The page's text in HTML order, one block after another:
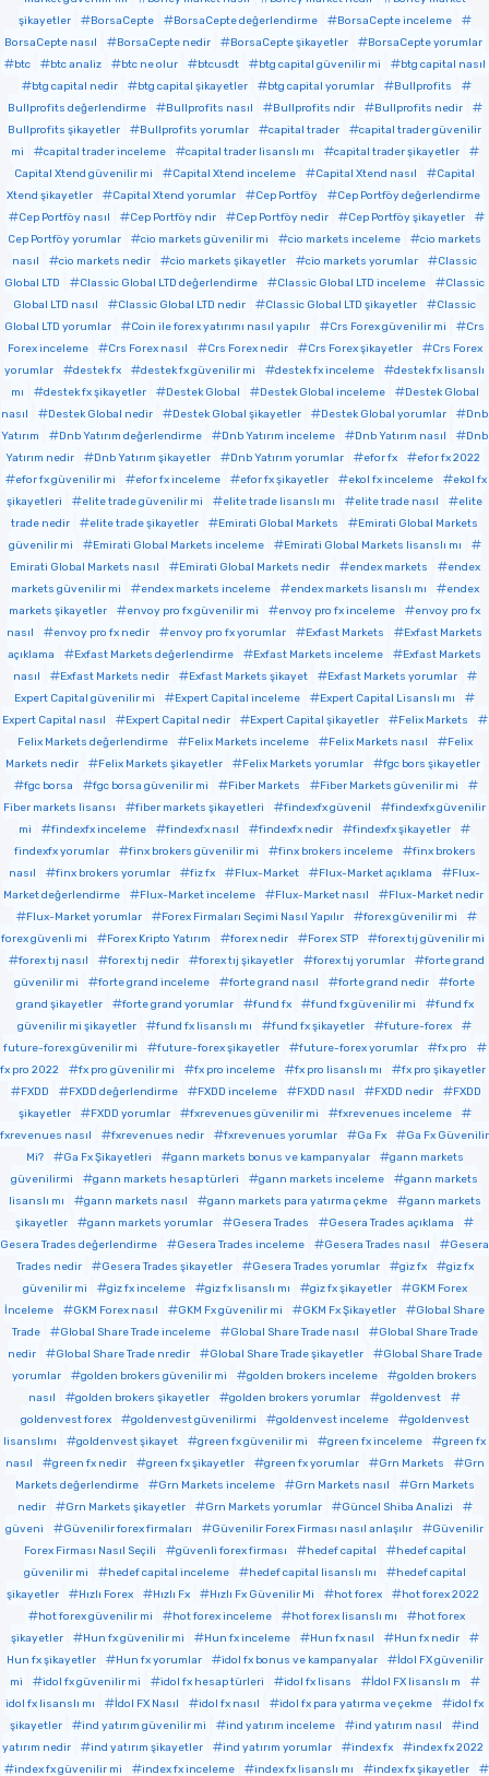
şikayetler
BorsaCepte BorsaCepte değerlendirme
BorsaCepte inceleme
BorsaCepte nasıl
BorsaCepte nedir BorsaCepte şikayetler
BorsaCepte yorumlar
btc
btc analiz btc ne olur btcusdt btg capital güvenilir mi
btg capital nasıl
btg capital nedir
btg capital şikayetler btg capital yorumlar
Bullprofits
Bullprofits değerlendirme
Bullprofits nasıl Bullprofits ndir
Bullprofits nedir
Bullprofits şikayetler
Bullprofits yorumlar capital trader
capital trader güvenilir
mi
capital trader inceleme capital trader lisanslı mı
capital trader şikayetler
Capital Xtend güvenilir mi
Capital Xtend inceleme Capital Xtend nasıl
Capital
Xtend şikayetler
Capital Xtend yorumlar Cep Portföy
Cep Portföy değerlendirme
Cep Portföy nasıl
Cep Portföy ndir Cep Portföy nedir
Cep Portföy şikayetler
Cep Portföy yorumlar
cio markets güvenilir mi cio markets inceleme
cio markets
nasıl
cio markets nedir cio markets şikayetler cio markets yorumlar
Classic
Global LTD
Classic Global LTD değerlendirme Classic Global LTD inceleme
Classic
Global LTD nasıl
Classic Global LTD nedir Classic Global LTD şikayetler
Classic
Global LTD yorumlar
Coin ile forex yatırımı nasıl yapılır Crs Forex güvenilir mi
Crs
Forex inceleme
Crs Forex nasıl Crs Forex nedir Crs Forex şikayetler
Crs Forex
yorumlar
destek fx destek fx güvenilir mi destek fx inceleme
destek fx lisanslı
mı
destek fx şikayetler Destek Global Destek Global inceleme
Destek Global
nasıl
Destek Global nedir Destek Global şikayetler Destek Global yorumlar
Dnb
Yatırım
Dnb Yatırım değerlendirme Dnb Yatırım inceleme Dnb Yatırım nasıl
Dnb
Yatırım nedir
Dnb Yatırım şikayetler Dnb Yatırım yorumlar efor fx
efor fx 2022
efor fx güvenilir mi
efor fx inceleme efor fx şikayetler ekol fx inceleme
ekol fx
şikayetleri
elite trade güvenilir mi elite trade lisanslı mı elite trade nasıl
elite
trade nedir
elite trade şikayetler Emirati Global Markets
Emirati Global Markets
güvenilir mi
Emirati Global Markets inceleme
Emirati Global Markets lisanslı mı
Emirati Global Markets nasıl
Emirati Global Markets nedir endex markets
endex
markets güvenilir mi
endex markets inceleme endex markets lisanslı mı
endex
markets şikayetler
envoy pro fx güvenilir mi envoy pro fx inceleme
envoy pro fx
nasıl
envoy pro fx nedir envoy pro fx yorumlar Exfast Markets
Exfast Markets
açıklama
Exfast Markets değerlendirme Exfast Markets inceleme
Exfast Markets
nasıl
Exfast Markets nedir Exfast Markets şikayet
Exfast Markets yorumlar
Expert Capital güvenilir mi
Expert Capital inceleme
Expert Capital Lisanslı mı
Expert Capital nasıl
Expert Capital nedir Expert Capital şikayetler
Felix Markets
Felix Markets değerlendirme
Felix Markets inceleme Felix Markets nasıl
Felix
Markets nedir
Felix Markets şikayetler Felix Markets yorumlar
fgc bors şikayetler
fgc borsa
fgc borsa güvenilir mi Fiber Markets
Fiber Markets güvenilir mi
Fiber markets lisansı
fiber markets şikayetleri findexfx güvenil
findexfx güvenilir
mi
findexfx inceleme findexfx nasıl findexfx nedir
findexfx şikayetler
findexfx yorumlar
finx brokers güvenilir mi finx brokers inceleme
finx brokers
nasıl
finx brokers yorumlar fiz fx Flux-Market Flux-Market açıklama
Flux-
Market değerlendirme
Flux-Market inceleme Flux-Market nasıl
Flux-Market nedir
Flux-Market yorumlar
Forex Firmaları Seçimi Nasıl Yapılır
forex güvenilir mi
forex güvenli mi
Forex Kripto Yatırım forex nedir Forex STP
forex tıj güvenilir mi
forex tıj nasıl
forex tıj nedir forex tıj şikayetler forex tıj yorumlar
forte grand
güvenilir mi
forte grand inceleme forte grand nasıl forte grand nedir
forte
grand şikayetler
forte grand yorumlar fund fx fund fx güvenilir mi
fund fx
güvenilir mi şikayetler
fund fx lisanslı mı fund fx şikayetler
future-forex
future-forex güvenilir mi
future-forex şikayetler future-forex yorumlar
fx pro
fx pro 2022
fx pro güvenilir mi fx pro inceleme fx pro lisanslı mı
fx pro şikayetler
FXDD
FXDD değerlendirme FXDD inceleme FXDD nasıl FXDD nedir
FXDD
şikayetler
FXDD yorumlar fxrevenues güvenilir mi
fxrevenues inceleme
fxrevenues nasıl
fxrevenues nedir fxrevenues yorumlar Ga Fx
Ga Fx Güvenilir
Mi?
Ga Fx Şikayetleri gann markets bonus ve kampanyalar
gann markets
güvenilirmi
gann markets hesap türleri gann markets inceleme
gann markets
lisanslı mı
gann markets nasıl gann markets para yatırma çekme
gann markets
şikayetler
gann markets yorumlar Gesera Trades
Gesera Trades açıklama
Gesera Trades değerlendirme
Gesera Trades inceleme Gesera Trades nasıl
Gesera
Trades nedir
Gesera Trades şikayetler Gesera Trades yorumlar giz fx
giz fx
güvenilir mi
giz fx inceleme giz fx lisanslı mı giz fx şikayetler
GKM Forex
İnceleme
GKM Forex nasıl GKM Fx güvenilir mi GKM Fx Şikayetler
Global Share
Trade
Global Share Trade inceleme Global Share Trade nasıl
Global Share Trade
nedir
Global Share Trade nredir Global Share Trade şikayetler
Global Share Trade
yorumlar
golden brokers güvenilir mi golden brokers inceleme
golden brokers
nasıl
golden brokers şikayetler golden brokers yorumlar
goldenvest
goldenvest forex
goldenvest güvenilirmi goldenvest inceleme
goldenvest
lisanslımı
goldenvest şikayet green fx güvenilir mi green fx inceleme
green fx
nasıl
green fx nedir green fx şikayetler green fx yorumlar Grn Markets
Grn
Markets değerlendirme
Grn Markets inceleme Grn Markets nasıl
Grn Markets
nedir
Grn Markets şikayetler Grn Markets yorumlar
Güncel Shiba Analizi
güveni
Güvenilir forex firmaları Güvenilir Forex Firması nasıl anlaşılır
Güvenilir
Forex Firması Nasıl Seçili
güvenli forex firması hedef capital
hedef capital
güvenilir mi
hedef capital inceleme hedef capital lisanslı mı
hedef capital
şikayetler
Hızlı Forex Hızlı Fx Hızlı Fx Güvenilir Mi hot forex
hot forex 2022
hot forex güvenilir mi
hot forex inceleme hot forex lisanslı mı
hot forex
şikayetler
Hun fx güvenilir mi Hun fx inceleme Hun fx nasıl
Hun fx nedir
Hun fx şikayetler
Hun fx yorumlar idol fx bonus ve kampanyalar
İdol FX güvenilir
mi
idol fx güvenilir mi idol fx hesap türleri idol fx lisans
İdol FX lisanslı m
idol fx lisanslı mı
İdol FX Nasıl idol fx nasıl idol fx para yatırma ve çekme
idol fx
şikayetler
ind yatırım güvenilir mi ind yatırım inceleme ind yatırım nasıl
ind
yatırım nedir
ind yatırım şikayetler ind yatırım yorumlar index fx
index fx 2022
index fx güvenilir mi
index fx inceleme index fx lisanslı mı
index fx şikayetler